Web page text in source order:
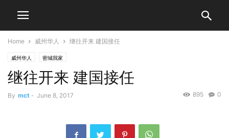
Home 威州华人 继往开来 建国接任
威州华人 密城我家
继往开来 建国接任
By mct - June 8, 2017 0
895